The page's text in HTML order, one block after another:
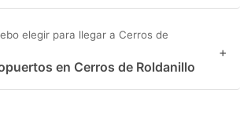
elegir para llegar a Cerros de
en Cerros de Roldanillo
+